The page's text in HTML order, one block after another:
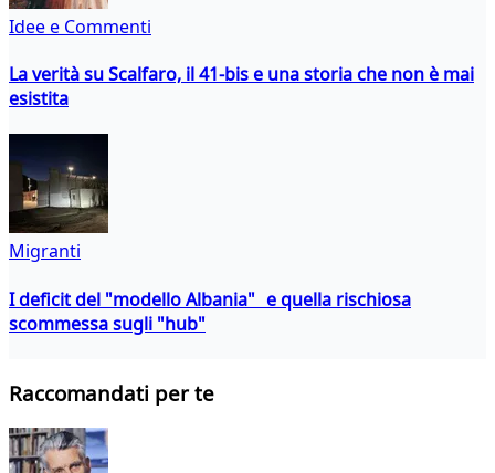
Idee e Commenti
La verità su Scalfaro, il 41-bis e una storia che non è mai
esistita
Migranti
I deficit del "modello Albania" e quella rischiosa
scommessa sugli "hub"
Raccomandati per te